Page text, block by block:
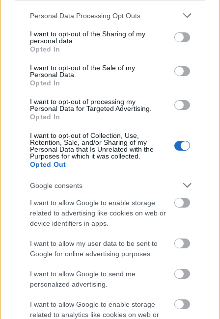
Please note that this website/app uses one or more Google
not limited to your visit or usage behaviour. You may click to
grant or deny consent to Google and its third-party tags to
use your data for below specified purposes in below Google
consent section.
Personal Data Processing Opt Outs
I want to opt-out of the Sharing of my
personal data.
Opted In
I want to opt-out of the Sale of my
Personal Data.
Opted In
I want to opt-out of processing my
Personal Data for Targeted Advertising.
Opted In
I want to opt-out of Collection, Use,
Retention, Sale, and/or Sharing of my
Personal Data that Is Unrelated with the
Purposes for which it was collected.
Opted Out
Google consents
I want to allow Google to enable storage
related to advertising like cookies on web or
device identifiers in apps.
I want to allow my user data to be sent to
Google for online advertising purposes.
I want to allow Google to send me
personalized advertising.
I want to allow Google to enable storage
related to analytics like cookies on web or
Belváros-Lipótváros
játszótér
Város-Teampannon Kereskedelmi és Szolgáltató Kft.
Újragondolják Lipótváros rejtett, zöld parkját
Indulhat a Honvéd tér megújításának tervezése, ahol a
klímatudatos gondolkodás és a helyi identitás erősítése kerül a
középpontba.
mesél – megújul a tatai Angolkert
M1 bővítés: már zajlik a teljesen új
Bicske Kelet csomópont építése